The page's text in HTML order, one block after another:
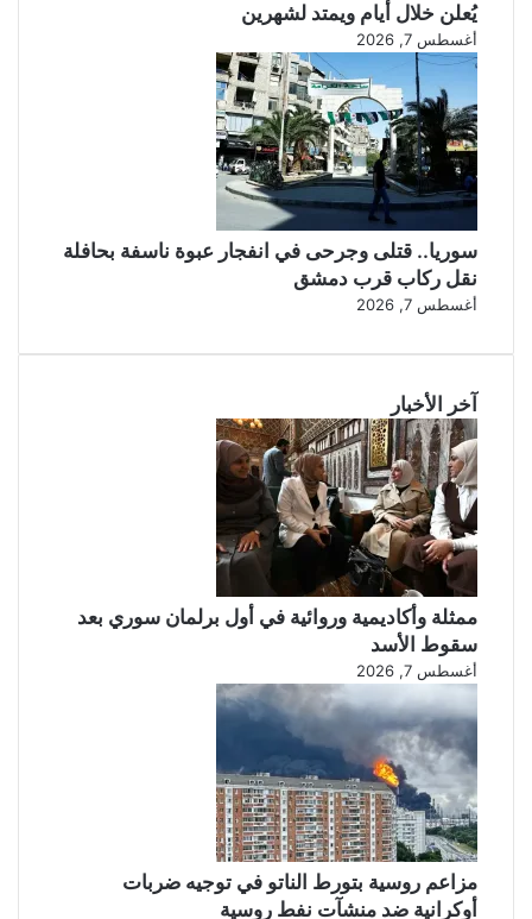
يُعلن خلال أيام ويمتد لشهرين
أغسطس 7, 2026
سوريا.. قتلى وجرحى في انفجار عبوة ناسفة بحافلة
نقل ركاب قرب دمشق
أغسطس 7, 2026
آخر الأخبار
ممثلة وأكاديمية وروائية في أول برلمان سوري بعد
سقوط الأسد
أغسطس 7, 2026
مزاعم روسية بتورط الناتو في توجيه ضربات
أوكرانية ضد منشآت نفط روسية